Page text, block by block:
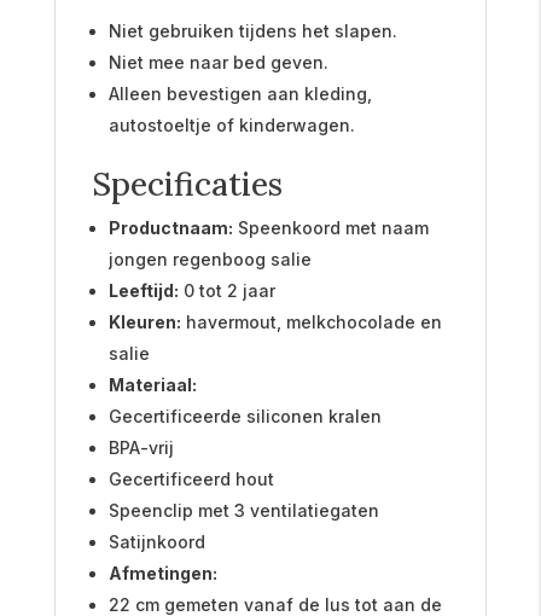
Niet gebruiken tijdens het slapen.
Niet mee naar bed geven.
Alleen bevestigen aan kleding,
autostoeltje of kinderwagen.
Specificaties
Productnaam: Speenkoord met naam
jongen regenboog salie
Leeftijd: 0 tot 2 jaar
Kleuren: havermout, melkchocolade en
salie
Materiaal:
Gecertificeerde siliconen kralen
BPA-vrij
Gecertificeerd hout
Speenclip met 3 ventilatiegaten
Satijnkoord
Afmetingen:
22 cm gemeten vanaf de lus tot aan de